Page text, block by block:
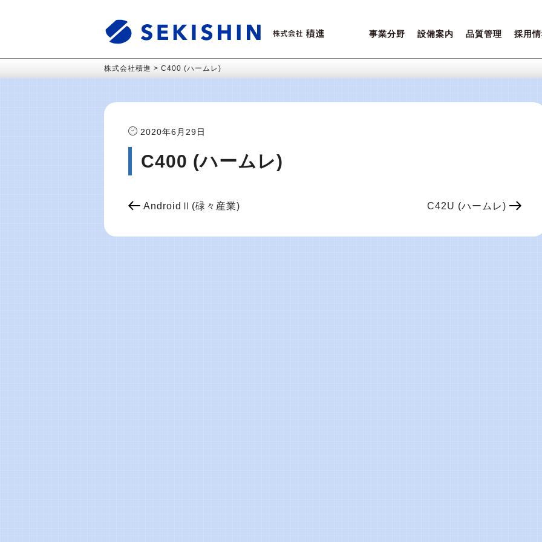
事業分野
営業ポリシー
ご相談内容について
設備案内
設備一覧
品質管理
積進クオリティ
環境保全
採用
先輩
女性
株式会社積進 > C400 (ハームレ)
2020年6月29日
C400 (ハームレ)
AndroidⅡ(碌々産業) C42U (ハームレ)